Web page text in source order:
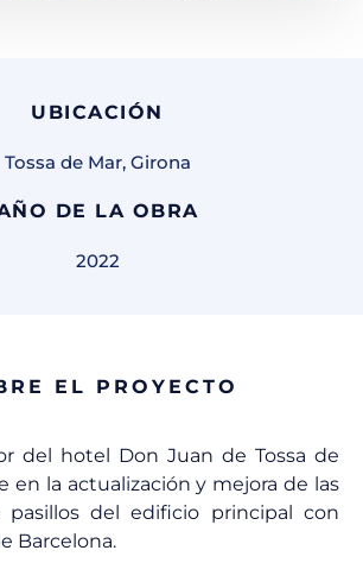
UBICACIÓN
Tossa de Mar, Girona
DE LA OBRA
2022
EL PROYECTO
del hotel Don Juan de Tossa de
en la actualización y mejora de las
pasillos del edificio principal con
Barcelona.